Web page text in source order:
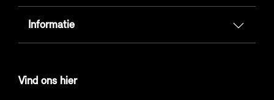
Informatie
Vind ons hier